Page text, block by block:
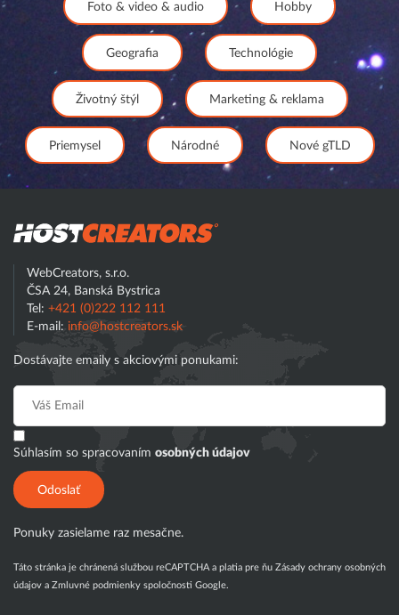
Foto & video & audio Hobby
Geografia Technológie
Životný štýl Marketing & reklama
Priemysel Národné Nové gTLD
WebCreators, s.r.o.
ČSA 24, Banská Bystrica
Tel: +421 (0)222 112 111
E-mail: info@hostcreators.sk
Dostávajte emaily s akciovými ponukami:
Súhlasím so spracovaním osobných údajov
Odoslať
Ponuky zasielame raz mesačne.
Táto stránka je chránená službou reCAPTCHA a platia pre ňu Zásady ochrany osobných
údajov a Zmluvné podmienky spoločnosti Google.